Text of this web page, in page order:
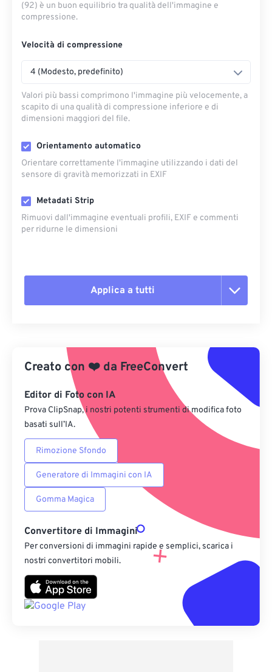
(92) è un buon equilibrio tra qualità dell'immagine e
compressione.
Velocità di compressione
4 (Modesto, predefinito)
Valori più bassi comprimono l'immagine più velocemente, a
scapito di una qualità di compressione inferiore e di
dimensioni maggiori del file.
Orientamento automatico
Orientare correttamente l'immagine utilizzando i dati del
sensore di gravità memorizzati in EXIF
Metadati Strip
Rimuovi dall'immagine eventuali profili, EXIF ​​e commenti
per ridurne le dimensioni
Applica a tutti
Applica da preimpostazione
Salva come predefinito
Creato con ❤️ da FreeConvert
Editor di Foto con IA
Prova ClipSnap, i nostri potenti strumenti di modifica foto
basati sull’IA.
Rimozione Sfondo
Generatore di Immagini con IA
Gomma Magica
Convertitore di Immagini
Per conversioni di immagini rapide e semplici, scarica i
nostri convertitori mobili.